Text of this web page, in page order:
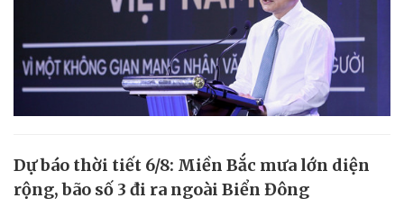
Dự báo thời tiết 6/8: Miền Bắc mưa lớn diện
rộng, bão số 3 đi ra ngoài Biển Đông